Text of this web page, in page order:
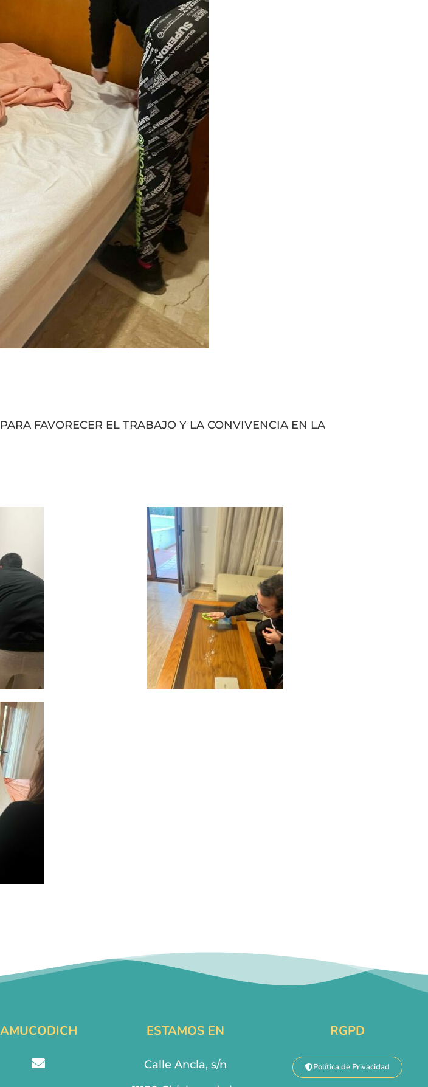
FAVORECER EL TRABAJO Y LA CONVIVENCIA EN LA
AMUCODICH ESTAMOS EN
Calle Ancla, s/n
RGPD
Política de Privacidad